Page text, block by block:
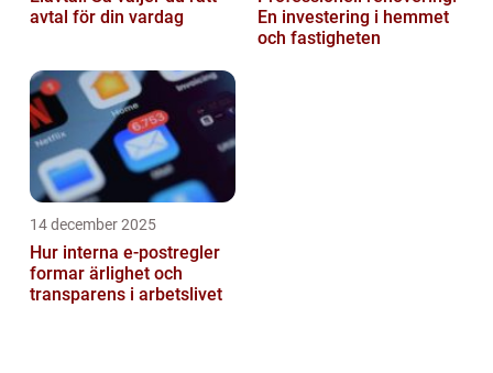
avtal för din vardag
En investering i hemmet
och fastigheten
14 december 2025
Hur interna e-postregler
formar ärlighet och
transparens i arbetslivet